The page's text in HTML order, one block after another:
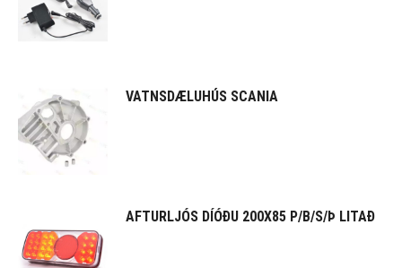
VATNSDÆLUHÚS SCANIA
AFTURLJÓS DÍÓÐU 200X85 P/B/S/Þ LITAÐ